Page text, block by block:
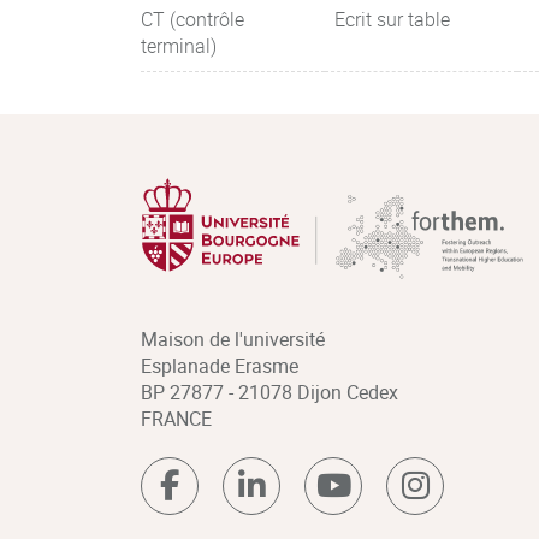
CT (contrôle
terminal)
Ecrit sur table
Maison de l'université
Esplanade Erasme
BP 27877 - 21078 Dijon Cedex
FRANCE